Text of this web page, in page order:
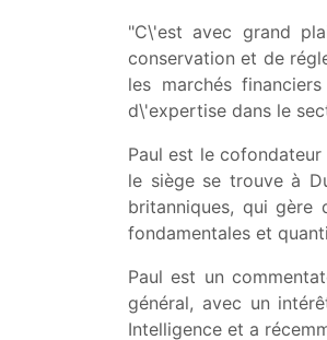
"C\'est avec grand
conservation et de
les marchés
d\'expertise dans le
Paul est le
le siège se trouve à
britanniques, qui gère
fondamentales et
Paul est un
général, avec un
Intelligence et a